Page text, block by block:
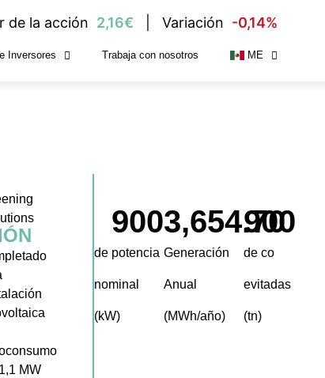
de la acción 2,16€ Variación -0,14%
Inversores Trabaja con nosotros ME
MW
de potencia
nominal
(kW)
900
Generación
Anual
(MWh/año)
3,654.70
de co
evitadas
(tn)
900